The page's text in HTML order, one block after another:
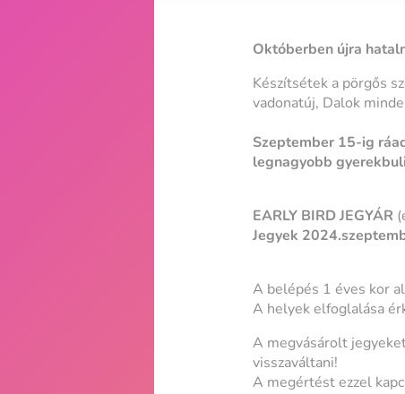
Októberben újra
Készítsétek a pörgős
vadonatúj, Dalok
Szeptember 15-ig
legnagyobb
EARLY BIRD JEGYÁR
Jegyek
A belépés 1 éves kor
A helyek elfoglalása
A megvásárolt
visszaváltani!
A megértést ezzel